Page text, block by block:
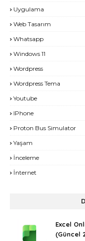
Uygulama
Web Tasarım
Whatsapp
Windows 11
Wordpress
Wordpress Tema
Youtube
IPhone
Proton Bus Simulator
Yaşam
İnceleme
İnternet
Excel
(Güncel